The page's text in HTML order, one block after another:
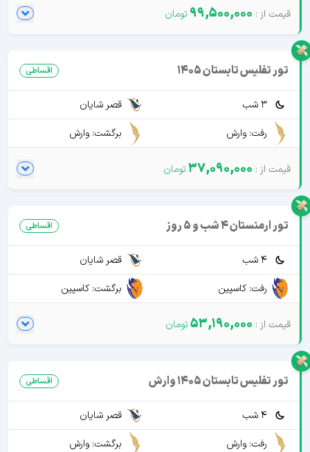
99,500,000
تور تفلیس تابستان 1405 اقساطی
3 شب
قصر شایان
رفت: وارش
برگشت: وارش
37,090,000
تور ارمنستان 4 شب و 5 روز اقساطی
4 شب
قصر شایان
رفت: کاسپین
برگشت: کاسپین
53,190,000
تور تفلیس تابستان 1405 وارش اقساطی
4 شب
قصر شایان
رفت: وارش
برگشت: وارش